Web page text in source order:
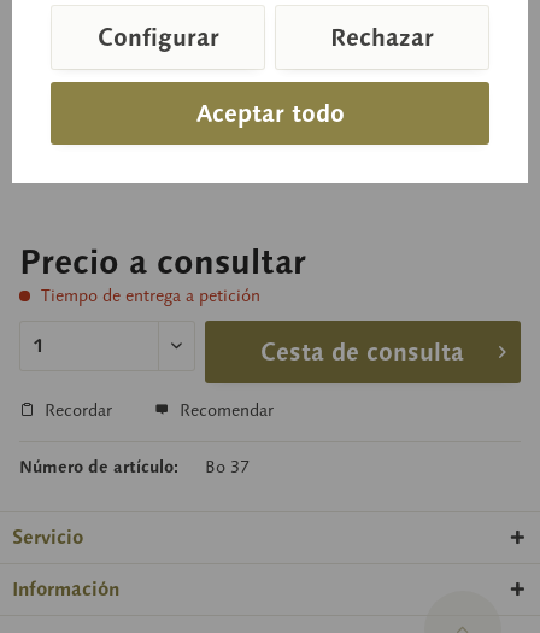
Oreja de cerdo
Gomphus clavatus (PERS. ex FR.) S.F. GRAY.
Comestible
Precio a consultar
Tiempo de entrega a petición
Cesta de consulta
Recordar Recomendar
Número de artículo: Bo 37
Servicio
Información
Aceptar todo
Configurar Rechazar